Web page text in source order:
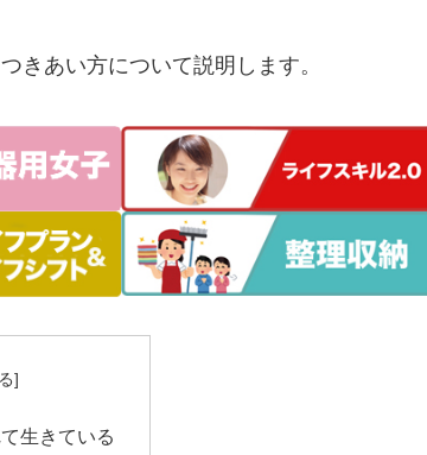
きあい方について説明します。
生きている